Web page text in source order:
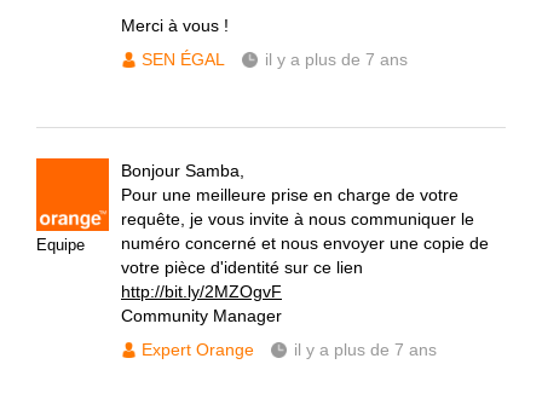
Merci à vous !
SEN ÉGAL
il y a plus de 7 ans
Equipe
Bonjour Samba,
Pour une meilleure prise en charge de votre
requête, je vous invite à nous communiquer le
numéro concerné et nous envoyer une copie de
votre pièce d'identité sur ce lien
http://bit.ly/2MZOgvF
Community Manager
Expert Orange
il y a plus de 7 ans